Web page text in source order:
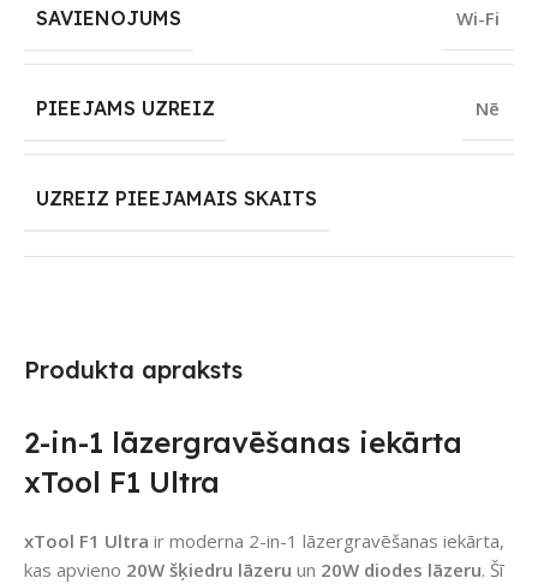
Produkta apraksts
2-in-1 lāzergravēšanas iekārta
xTool F1 Ultra
xTool F1 Ultra ir moderna 2-in-1 lāzergravēšanas iekārta,
kas apvieno 20W šķiedru lāzeru un 20W diodes lāzeru. Šī
SAVIENOJUMS Wi-Fi
PIEEJAMS UZREIZ Nē
UZREIZ PIEEJAMAIS SKAITS